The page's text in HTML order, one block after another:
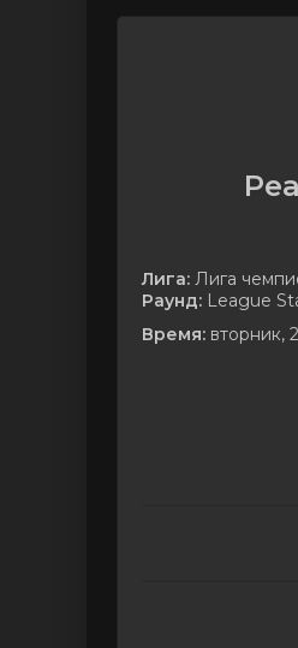
Лига: Лига
Раунд: League
Время: вторник,